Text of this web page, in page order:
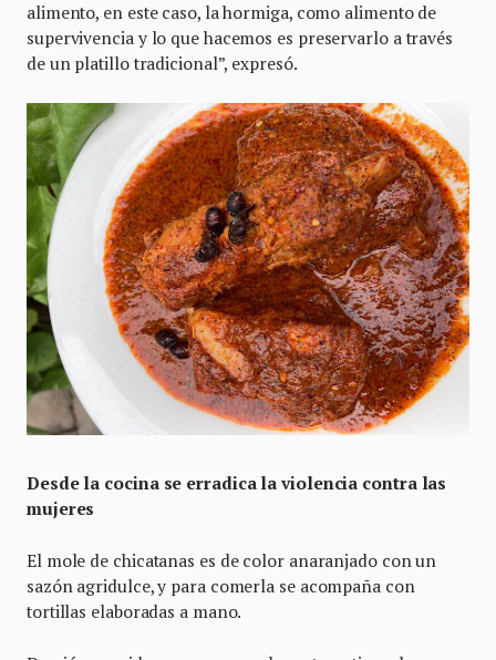
alimento, en este caso, la hormiga, como alimento de
supervivencia y lo que hacemos es preservarlo a través
de un platillo tradicional”, expresó.
Desde la cocina se erradica la violencia contra las
mujeres
El mole de chicatanas es de color anaranjado con un
sazón agridulce, y para comerla se acompaña con
tortillas elaboradas a mano.